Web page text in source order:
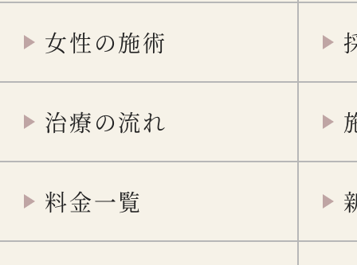
女性の施術
治療の流れ
料金一覧